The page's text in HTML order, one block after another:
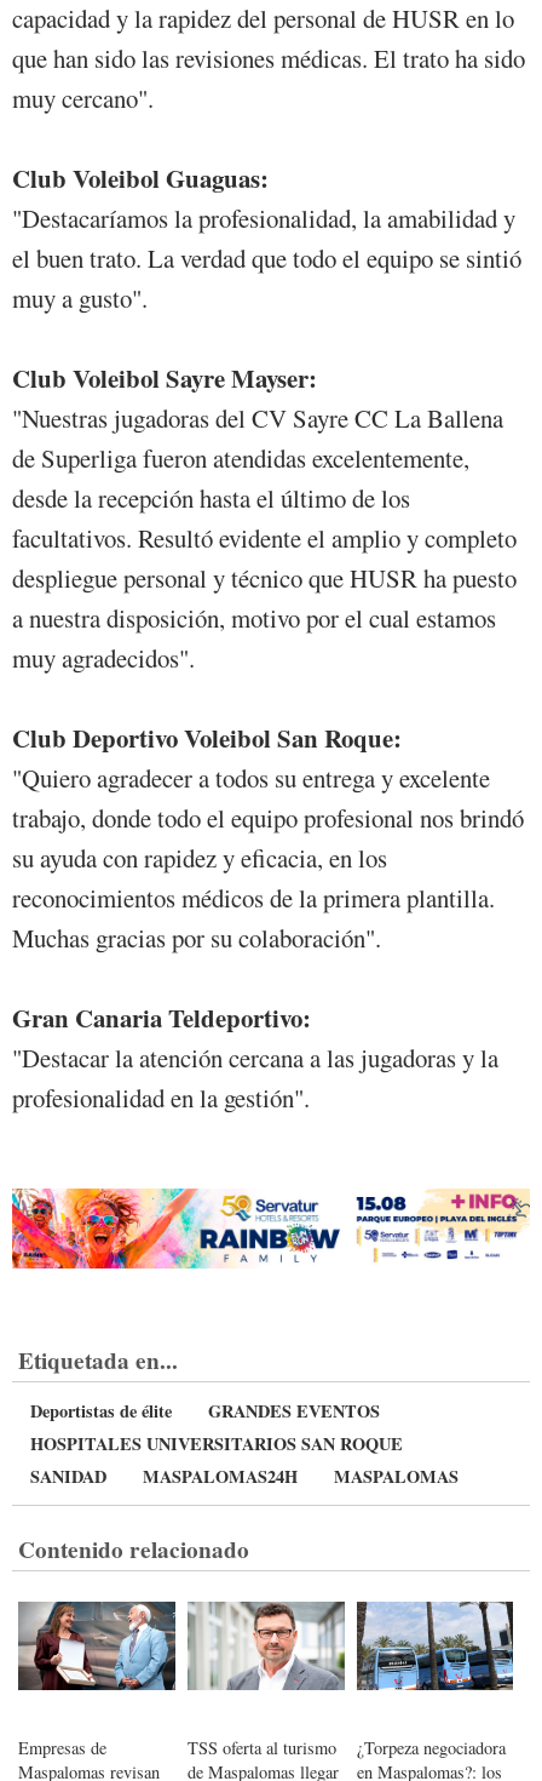
capacidad y la rapidez del personal de HUSR en lo
que han sido las revisiones médicas. El trato ha sido
muy cercano".
Club Voleibol Guaguas:
"Destacaríamos la profesionalidad, la amabilidad y
el buen trato. La verdad que todo el equipo se sintió
muy a gusto".
Club Voleibol Sayre Mayser:
"Nuestras jugadoras del CV Sayre CC La Ballena
de Superliga fueron atendidas excelentemente,
desde la recepción hasta el último de los
facultativos. Resultó evidente el amplio y completo
despliegue personal y técnico que HUSR ha puesto
a nuestra disposición, motivo por el cual estamos
muy agradecidos".
Club Deportivo Voleibol San Roque:
"Quiero agradecer a todos su entrega y excelente
trabajo, donde todo el equipo profesional nos brindó
su ayuda con rapidez y eficacia, en los
reconocimientos médicos de la primera plantilla.
Muchas gracias por su colaboración".
Gran Canaria Teldeportivo:
"Destacar la atención cercana a las jugadoras y la
profesionalidad en la gestión".
Etiquetada en...
Deportistas de élite
GRANDES EVENTOS
HOSPITALES UNIVERSITARIOS SAN ROQUE
SANIDAD
MASPALOMAS24H MASPALOMAS
Contenido relacionado
Empresas de
Maspalomas revisan
TSS oferta al turismo
de Maspalomas llegar
¿Torpeza negociadora
en Maspalomas?: los